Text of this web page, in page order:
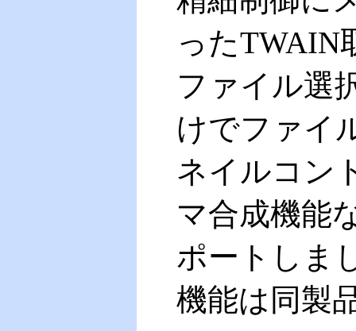
ったTWAIN
ファイル選
けでファイ
ネイルコン
マ合成機能
ポートしま
機能は同製